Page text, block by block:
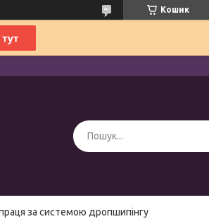
Кошик
за системою дропшипінгу